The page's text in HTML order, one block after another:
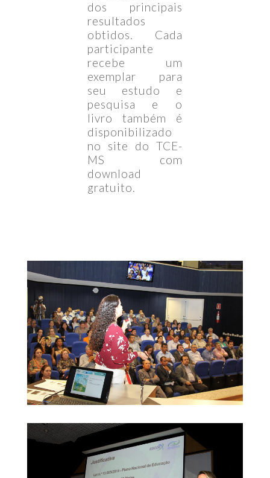
dos principais
resultados
obtidos. Cada
participante
recebe um
exemplar para
seu estudo e
pesquisa e o
livro também é
disponibilizado
no site do TCE-
MS com
download
gratuito.